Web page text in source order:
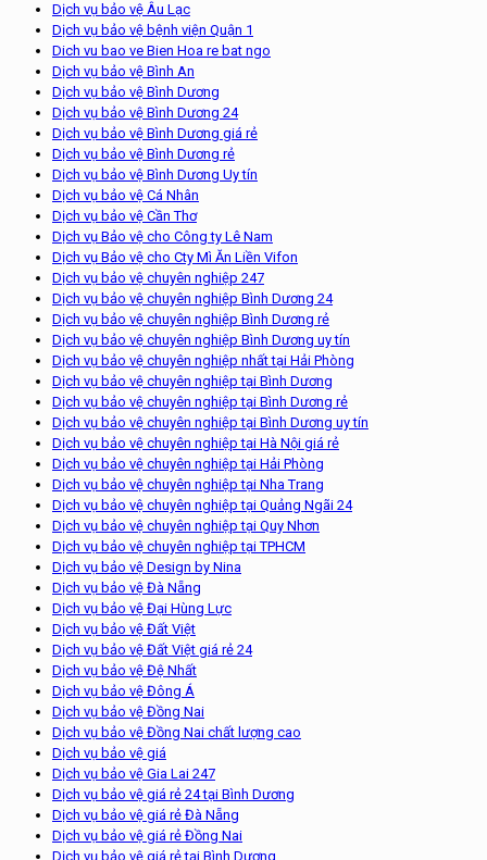
Dịch vụ bảo vệ Âu Lạc
Dịch vụ bảo vệ bệnh viện Quận 1
Dich vu bao ve Bien Hoa re bat ngo
Dịch vụ bảo vệ Bình An
Dịch vụ bảo vệ Bình Dương
Dịch vụ bảo vệ Bình Dương 24
Dịch vụ bảo vệ Bình Dương giá rẻ
Dịch vụ bảo vệ Bình Dương rẻ
Dịch vụ bảo vệ Bình Dương Uy tín
Dịch vụ bảo vệ Cá Nhân
Dịch vụ bảo vệ Cần Thơ
Dịch vụ Bảo vệ cho Công ty Lê Nam
Dịch vụ Bảo vệ cho Cty Mì Ăn Liền Vifon
Dịch vụ bảo vệ chuyên nghiệp 247
Dịch vụ bảo vệ chuyên nghiệp Bình Dương 24
Dịch vụ bảo vệ chuyên nghiệp Bình Dương rẻ
Dịch vụ bảo vệ chuyên nghiệp Bình Dương uy tín
Dịch vụ bảo vệ chuyên nghiệp nhất tại Hải Phòng
Dịch vụ bảo vệ chuyên nghiệp tại Bình Dương
Dịch vụ bảo vệ chuyên nghiệp tại Bình Dương rẻ
Dịch vụ bảo vệ chuyên nghiệp tại Bình Dương uy tín
Dịch vụ bảo vệ chuyên nghiệp tại Hà Nội giá rẻ
Dịch vụ bảo vệ chuyên nghiệp tại Hải Phòng
Dịch vụ bảo vệ chuyên nghiệp tại Nha Trang
Dịch vụ bảo vệ chuyên nghiệp tại Quảng Ngãi 24
Dịch vụ bảo vệ chuyên nghiệp tại Quy Nhơn
Dịch vụ bảo vệ chuyên nghiệp tại TPHCM
Dịch vụ bảo vệ Design by Nina
Dịch vụ bảo vệ Đà Nẵng
Dịch vụ bảo vệ Đại Hùng Lực
Dịch vụ bảo vệ Đất Việt
Dịch vụ bảo vệ Đất Việt giá rẻ 24
Dịch vụ bảo vệ Đệ Nhất
Dịch vụ bảo vệ Đông Á
Dịch vụ bảo vệ Đồng Nai
Dịch vụ bảo vệ Đồng Nai chất lượng cao
Dịch vụ bảo vệ giá
Dịch vụ bảo vệ Gia Lai 247
Dịch vụ bảo vệ giá rẻ 24 tại Bình Dương
Dịch vụ bảo vệ giá rẻ Đà Nẵng
Dịch vụ bảo vệ giá rẻ Đồng Nai
Dịch vụ bảo vệ giá rẻ tại Bình Dương